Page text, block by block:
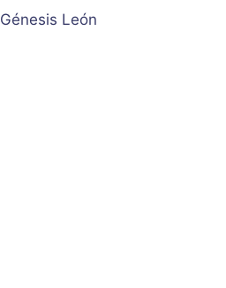
Génesis León